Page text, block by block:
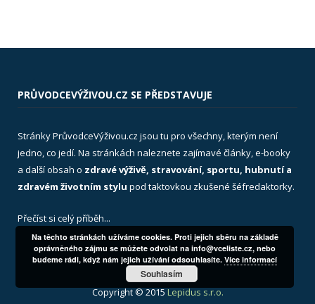
PRŮVODCEVÝŽIVOU.CZ SE PŘEDSTAVUJE
Stránky PrůvodceVýživou.cz jsou tu pro všechny, kterým není
jedno, co jedí. Na stránkách naleznete zajímavé články, e-booky
a další obsah o zdravé výživě, stravování, sportu, hubnutí a
zdravém životním stylu pod taktovkou zkušené šéfredaktorky.
Přečíst si celý příběh...
Copyright © 2015Lepidus s.r.o.
Na těchto stránkách užíváme cookies. Proti jejich sběru na základě
oprávněného zájmu se můžete odvolat na info@vceliste.cz, nebo
budeme rádi, když nám jejich užívání odsouhlasíte.Více informací
Souhlasím